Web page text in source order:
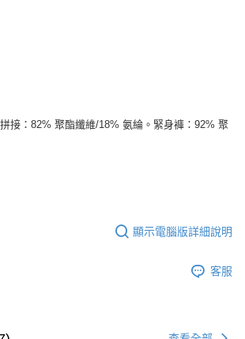
接：82% 聚酯纖維/18% 氨綸。緊身褲：92% 聚
顯示電腦版詳細說明
客服